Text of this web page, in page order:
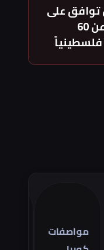
توافق على
الإفراج عن 60
مواصفات